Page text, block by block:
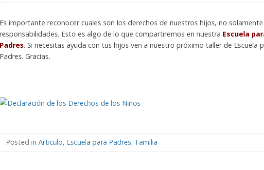
Es importante reconocer cuales son los derechos de nuestros hijos, no solamente
responsabilidades. Esto es algo de lo que compartiremos en nuestra Escuela
Padres. Si necesitas ayuda con tus hijos ven a nuestro próximo taller de Escuela
Padres. Gracias.
Posted in Articulo, Escuela para Padres, Familia